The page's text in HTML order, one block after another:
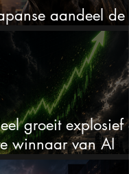
aandeel de
van 2026?
groeit explosief
winnaar van AI